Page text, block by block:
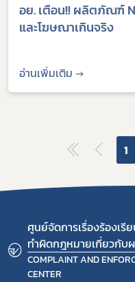
อย. เตือน!! ผลิตภัณฑ์
และโฆษณาเกินจริง
อ่านเพิ่มเติม →
1
ศูนย์จัดการเรื่องร้องเรี
ทำผิดกฎหมายเกี่ยวกั
COMPLAINT AND
CENTER